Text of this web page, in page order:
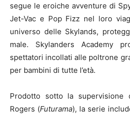
segue le eroiche avventure di
Jet-Vac e Pop Fizz nel loro
universo delle Skylands,
male. Skylanders Academy
spettatori incollati alle poltrone
per bambini di tutte l’età.
Prodotto sotto la supervisione
Rogers (Futurama), la serie